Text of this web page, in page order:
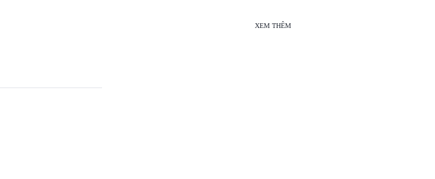
XEM THÊM